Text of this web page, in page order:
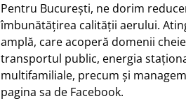
Pentru București, ne dorim
îmbunătățirea calității aerului.
amplă, care acoperă domenii
transportul public, energia
multifamiliale, precum și
pagina sa de Facebook.